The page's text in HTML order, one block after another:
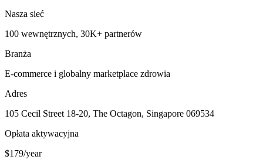
Nasza sieć
100 wewnętrznych, 30K+ partnerów
Branża
E-commerce i globalny marketplace zdrowia
Adres
105 Cecil Street 18-20, The Octagon, Singapore 069534
Opłata aktywacyjna
$179/year